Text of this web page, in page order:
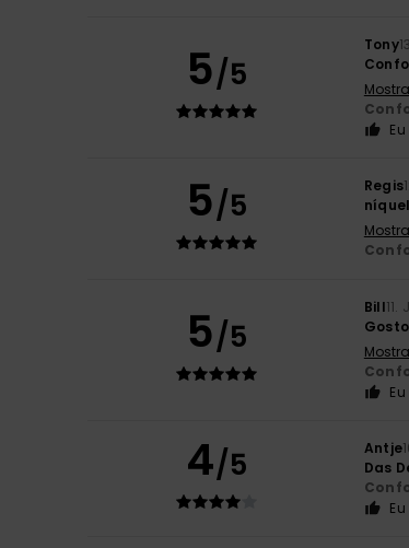
5/5
Tony
5/5 Regis
níquel
5/5
Bill
4/5 Antje
Das